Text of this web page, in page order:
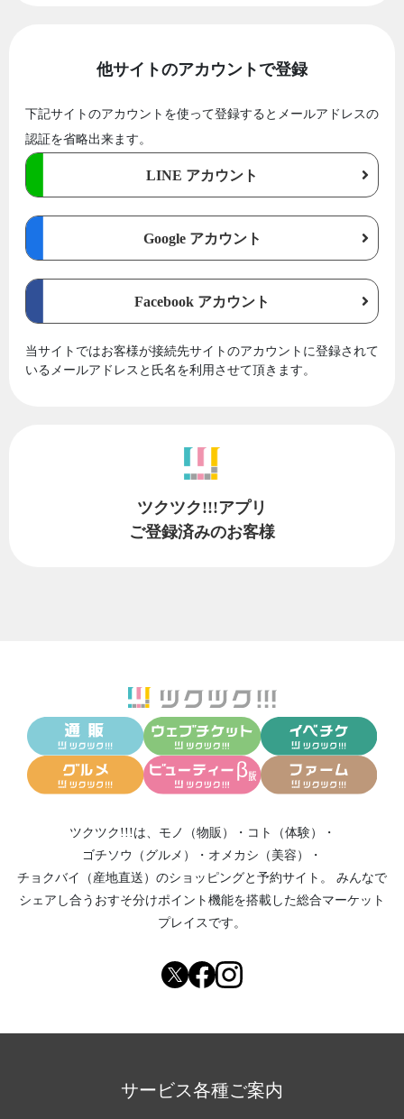
他サイトのアカウントで登録
下記サイトのアカウントを使って登録するとメールアドレスの
認証を省略出来ます。
LINE アカウント
Google アカウント
Facebook アカウント
当サイトではお客様が接続先サイトのアカウントに登録されて
いるメールアドレスと氏名を利用させて頂きます。
ツクツク!!!アプリ
ご登録済みのお客様
ツクツク!!!は、 モノ（物販） ・ コト（体験）
・
ゴチソウ（グルメ）
・ オメカシ（美容）
・
チョクバイ（産地直送） のショッピングと予約サイト。
みんなで
シェアし合う おすそ分けポイント機能を搭載した総合マーケット
プレイスです。
サービス各種ご案内